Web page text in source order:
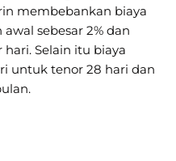
membebankan biaya
sebesar 2% dan
hari. Selain itu biaya
untuk tenor 28 hari dan